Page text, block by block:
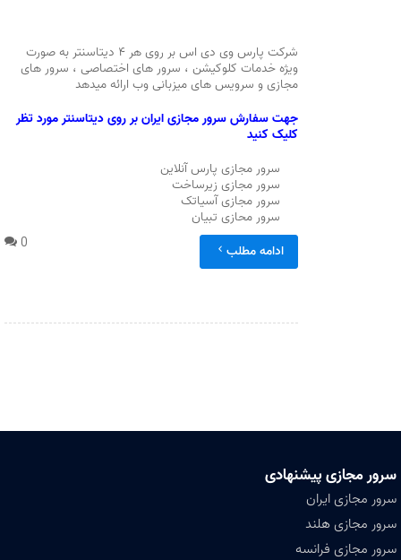
شرکت پارس وی دی اس بر روی هر ۴ دیتاسنتر به صورت
ویژه خدمات کلوکیشن ، سرور های اختصاصی ، سرور های
مجازی و سرویس های میزبانی وب ارائه میدهد
جهت سفارش سرور مجازی ایران بر روی دیتاسنتر مورد تظر
کلیک کنید
سرور مجازی پارس آنلاین
سرور مجازی زیرساخت
سرور مجازی آسیاتک
سرور محازی تبیان
0
ادامه مطلب
سرور مجازی پیشنهادی
سرور مجازی ایران
سرور مجازی هلند
سرور مجازی فرانسه